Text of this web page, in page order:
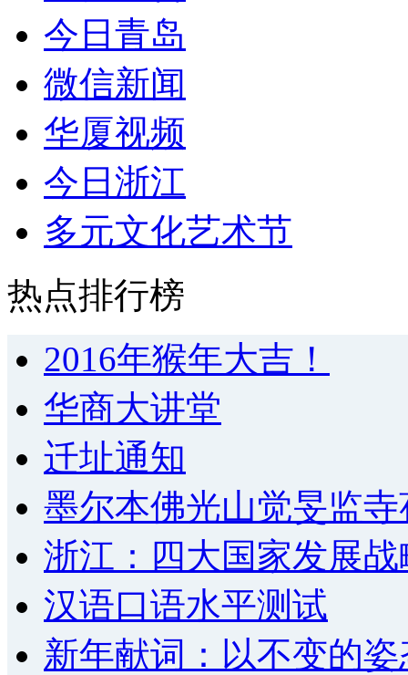
今日青岛
微信新闻
华厦视频
今日浙江
多元文化艺术节
热点排行榜
2016年猴年大吉！
华商大讲堂
迁址通知
墨尔本佛光山觉旻监
浙江：四大国家发展
汉语口语水平测试
新年献词：以不变的